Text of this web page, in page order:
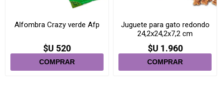
Alfombra Crazy verde Afp
$U 520
Juguete para gato redondo
24,2x24,2x7,2 cm
$U 1.960